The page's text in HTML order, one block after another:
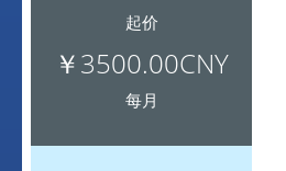
起价
￥3500.00CNY
每月